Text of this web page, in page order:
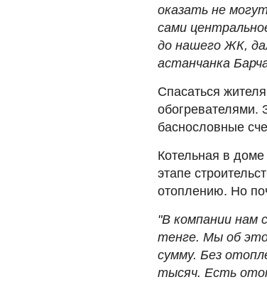
оказать не
сами
до нашего ЖК,
астанчанка
Спасаться
обогревателями.
баснословные
Котельная в
этапе
отоплению. Но
"В компании нам
тенге. Мы об
сумму. Без
тысяч. Есть